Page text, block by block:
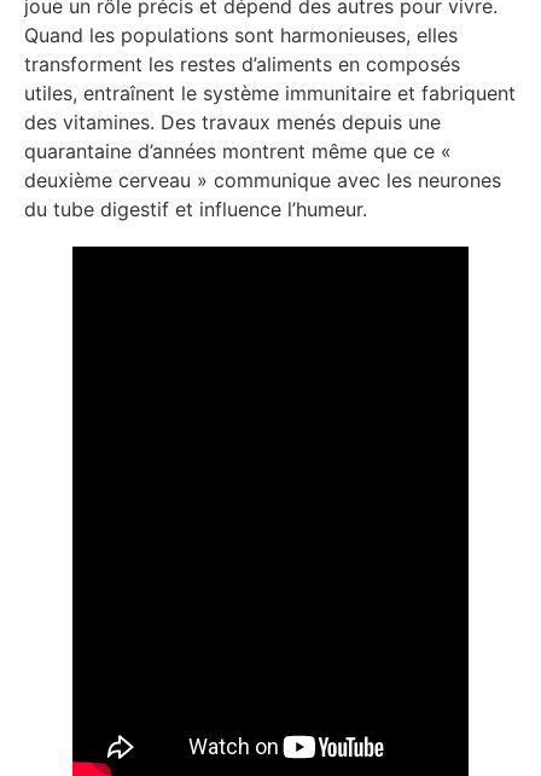
joue un rôle précis et dépend des autres pour vivre.
Quand les populations sont harmonieuses, elles
transforment les restes d’aliments en composés
utiles, entraînent le système immunitaire et fabriquent
des vitamines. Des travaux menés depuis une
quarantaine d’années montrent même que ce «
deuxième cerveau » communique avec les neurones
du tube digestif et influence l’humeur.